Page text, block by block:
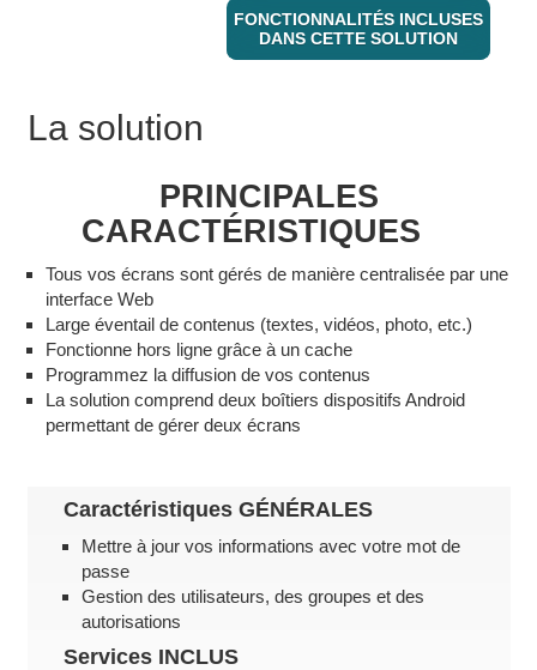
FONCTIONNALITÉS INCLUSES
DANS CETTE SOLUTION
La solution
PRINCIPALES
CARACTÉRISTIQUES
Tous vos écrans sont gérés de manière centralisée par une
interface Web
Large éventail de contenus (textes, vidéos, photo, etc.)
Fonctionne hors ligne grâce à un cache
Programmez la diffusion de vos contenus
La solution comprend deux boîtiers dispositifs Android
permettant de gérer deux écrans
Caractéristiques GÉNÉRALES
Mettre à jour vos informations avec votre mot de
passe
Gestion des utilisateurs, des groupes et des
autorisations
Services INCLUS